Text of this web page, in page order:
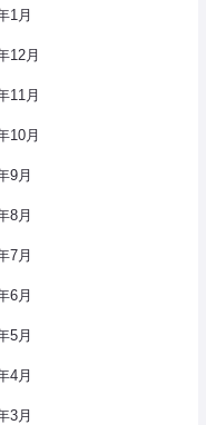
1月
12月
11月
10月
9月
8月
7月
6月
5月
4月
3月